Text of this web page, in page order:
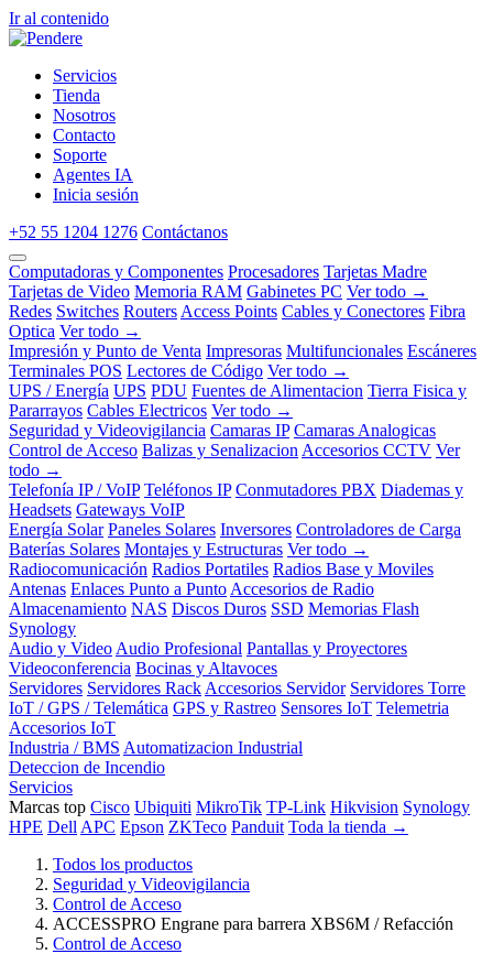
Ir al contenido
Servicios
Tienda
Nosotros
Contacto
Soporte
Agentes IA
Inicia sesión
+52 55 1204 1276 Contáctanos
Computadoras y Componentes Procesadores Tarjetas Madre
Tarjetas de Video Memoria RAM Gabinetes PC Ver todo →
Redes Switches Routers Access Points Cables y Conectores Fibra
Optica Ver todo →
Impresión y Punto de Venta Impresoras Multifuncionales Escáneres
Terminales POS Lectores de Código Ver todo →
UPS / Energía UPS PDU Fuentes de Alimentacion Tierra Fisica y
Pararrayos Cables Electricos Ver todo →
Seguridad y Videovigilancia Camaras IP Camaras Analogicas
Control de Acceso Balizas y Senalizacion Accesorios CCTV Ver
todo →
Telefonía IP / VoIP Teléfonos IP Conmutadores PBX Diademas y
Headsets Gateways VoIP
Energía Solar Paneles Solares Inversores Controladores de Carga
Baterías Solares Montajes y Estructuras Ver todo →
Radiocomunicación Radios Portatiles Radios Base y Moviles
Antenas Enlaces Punto a Punto Accesorios de Radio
Almacenamiento NAS Discos Duros SSD Memorias Flash
Synology
Audio y Video Audio Profesional Pantallas y Proyectores
Videoconferencia Bocinas y Altavoces
Servidores Servidores Rack Accesorios Servidor Servidores Torre
IoT / GPS / Telemática GPS y Rastreo Sensores IoT Telemetria
Accesorios IoT
Industria / BMS Automatizacion Industrial
Deteccion de Incendio
Servicios
Marcas top Cisco Ubiquiti MikroTik TP-Link Hikvision Synology
HPE Dell APC Epson ZKTeco Panduit Toda la tienda →
Todos los productos
Seguridad y Videovigilancia
Control de Acceso
ACCESSPRO Engrane para barrera XBS6M / Refacción
Control de Acceso